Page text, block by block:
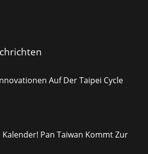
Auf Der Taipei Cycle
Pan Taiwan Kommt Zur